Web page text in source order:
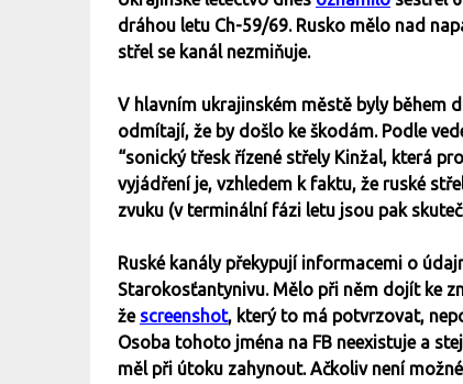
dráhou letu Ch-59/69. Rusko mělo nad
střel se kanál nezmiňuje.
V hlavním ukrajinském městě byly během
odmítají, že by došlo ke škodám. Podle
“sonický třesk řízené střely Kinžal, která
vyjádření je, vzhledem k faktu, že ruské
zvuku (v terminální fázi letu jsou pak
Ruské kanály překypují informacemi o
Starokosťantynivu. Mělo při něm dojít ke
že screenshot, který to má potvrzovat,
Osoba tohoto jména na FB neexistuje a
měl při útoku zahynout. Ačkoliv není